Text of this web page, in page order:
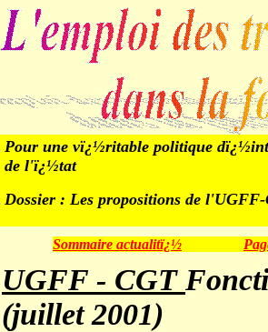
Pour une vï¿½ritable politique
de l'ï¿½tat
Dossier : Les propositions de
Sommaire actualitï¿½
UGFF - CGT
(juillet 2001)